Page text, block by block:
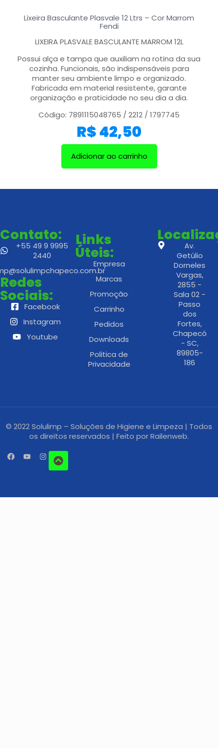
Lixeira Basculante Plasvale 12 Ltrs – Cor Marrom
Fendi
LIXEIRA PLASVALE BASCULANTE MARROM 12L
Possui alça e tampa que auxiliam na rotina da sua
cozinha. Funcionais, são indispensáveis para
manter seu ambiente limpo e organizado.
Fabricada em material resistente, garante
organização e praticidade no seu dia a dia.
Código: 7891115048765 / 2212 / 1797745
R$42,50
Adicionar ao carrinho
Contato:
+55 49 9 9995
2440
Redes
Sociais:
Facebook
Instagram
Youtube
Links
Úteis:
Empresa
Marcas
Promoção
Carrinho
Pedidos
Downloads
Politica de
Privacidade
Av.
Getúlio
Dorneles
Vargas,
2855 -
Sala 02 -
Passo
dos
Fortes,
Chapecó
- SC,
89805-
186
© 2022 Solulimp – Soluções de Higiene e Limpeza | Todos
os direitos reservados | Feito porRailenweb.